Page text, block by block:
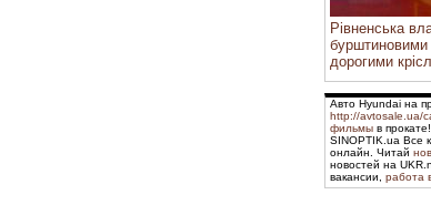
Рівненська
бурштиновими
дорогими
Авто Hyundai на
http://avtosale.ua/
фильмы в
SINOPTIK.ua Все
онлайн. Читай
новостей на
вакансии, работа